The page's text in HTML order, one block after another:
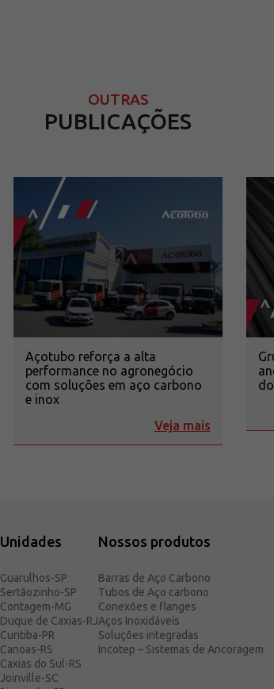
OUTRAS
PUBLICAÇÕES
Açotubo reforça a alta
performance no agronegócio
com soluções em aço carbono
e inox
Veja mais
Unidades
Guarulhos-SP
Sertãozinho-SP
Contagem-MG
Duque de Caxias-RJ
Curitiba-PR
Canoas-RS
Caxias do Sul-RS
Joinville-SC
Nossos produtos
Barras de Aço Carbono
Tubos de Aço carbono
Conexões e flanges
Aços Inoxidáveis
Soluções integradas
Incotep – Sistemas de Ancoragem